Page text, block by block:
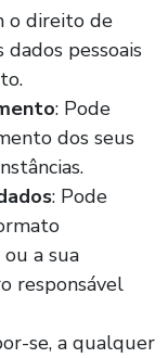
o direito de
pessoais
: Pode
dos seus
: Pode
a sua
responsável
se, a qualquer